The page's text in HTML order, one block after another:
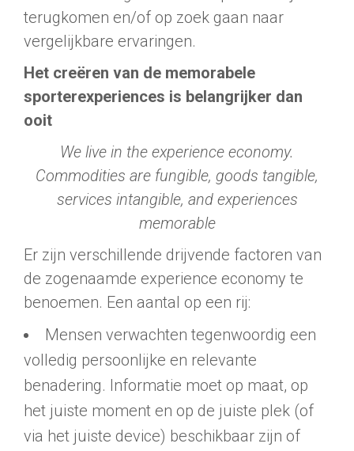
terugkomen en/of op zoek gaan naar
vergelijkbare ervaringen.
Het creëren van de memorabele
sporterexperiences is belangrijker dan
ooit
We live in the experience economy.
Commodities are fungible, goods tangible,
services intangible, and experiences
memorable
Er zijn verschillende drijvende factoren van
de zogenaamde experience economy te
benoemen. Een aantal op een rij:
Mensen verwachten tegenwoordig een
volledig persoonlijke en relevante
benadering. Informatie moet op maat, op
het juiste moment en op de juiste plek (of
via het juiste device) beschikbaar zijn of